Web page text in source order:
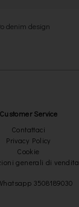
denim design
Customer Service
Contattaci
Privacy Policy
Cookie
generali di vendita
3508189030